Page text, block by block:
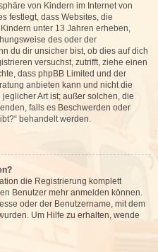
von Kindern im Internet von
festlegt, dass Websites, die
unter 13 Jahren erheben,
des oder der
du dir unsicher bist, ob dies auf dich
versuchst, zutrifft, ziehe einen
dass phpBB Limited und der
anbieten kann und nicht die
Art ist; außer solchen, die
falls es Beschwerden oder
behandelt werden.
die Registrierung komplett
Benutzer mehr anmelden können.
oder der Benutzername, mit dem
Um Hilfe zu erhalten, wende